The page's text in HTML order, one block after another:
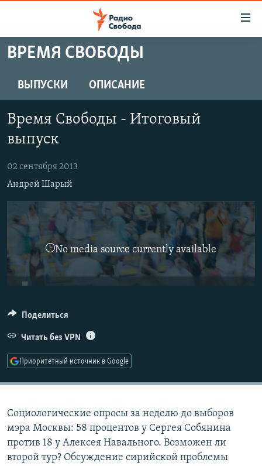
упрощенного
Вернуться
к
основному
содержанию
Вернутся
навигации
Вернутся
поиску
ПОДКАСТЫ
ЦИТАТЫ СВОБОДЫ
МНЕНИЯ
КУЛЬТУРА
IDEL.РЕАЛИИ
КАВКАЗ.РЕАЛИИ
СЕВЕР.РЕАЛИИ
СИБИРЬ.РЕАЛИИ
РАСПИСАНИЕ ВЕЩАНИЯ
ВРЕМЯ СВОБОДЫ
ВЫПУСКИ ОПИСАНИЕ
Время Свободы - Итоговый
выпуск
02 сентября 2013
Андрей Шарый
No media source currently available
Поделиться
Читать без VPN
Приоритетный источник в Google
Социологические опросы за неделю до выборов
мэра Москвы: 58 процентов у Сергея Собянина
против 18 у Алексея Навального. Возможен ли
второй тур? Обсуждение сирийской проблемы